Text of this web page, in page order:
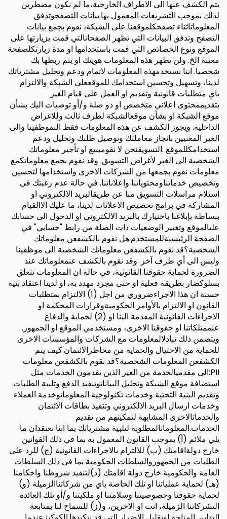
يتم الكشف عنها الى الاطراف الخارجية،ما لم نكون مضطرين
لذلك بموجب التشريعات المعمول بها.بيانات التصفحوتدفق
المعلوماتاثناء تصفحكلموقعنا على الشبكة، نقوم بجمع بيانات
التصفح وتدفق البيانات التي تظهر الصفحاتالتي قمت بزيارتها على
الموقع ونوع الخصائص التي قمت باستخدامها او مدة زيارتكلصفحة
معينة الخ. ولن تظهر هذه المعلومات هويتك او يتم ربطها بك
شخصيا. اننا نستخدمهذه المعلومات لاتمام ودعم وتحليل مشترياتك
لدينا، وتسهيل وتحسين استخدامك للموقععلى الشبكة والالتزام
باي متطلبات قانونية وتقديم او العمل على قيام الغير
بتقديممحتوى اعلاني متخصص او ذو صلة و/أو توصيات اليك بشأن
موقع الشبكة او بشأن موقعالشبكة لطرف ثالث وللاغراض
الداخلية. ويجوز الكشف عن هذه المعلومات فقط الىموظفينا والى
الغير المعنيين بانجاز معاملتك وتوصيل طلبك وتحليل ودعم
استخدامكللموقع .التسويقنحن لا نقومببيع او تأجير معلوماتك
الشخصية الى الغير لأغراض التسويق. وقد نقوم بجمع معلوماتكمع
معلومات نقوم بجمعها من الشركات الاخرى واستخدامها لتحسين
وتخصيص خدماتناومحتوياتنا واعلاناتنا. في حالة عدم رغبتك في
استلام مراسلات التسويق منا عن طريقالبريد الالكتروني او
المشاركة في برامج تخصيص الاعلانات لدينا، ما عليك الاالقيام
ببساطة بإبلاغنا باختيارك بالبريد الالكتروني او الدخول الى حسابك
علىالموقع وتغيير الوضعيات ذات الصلة من رابط "حسابي" في
الصفحة الرئيسيةللمستخدم.هل نقوم بالكشفعن معلوماتك
الشخصية؟قد نقوم بالكشفعن معلوماتك الشخصية الى موظفينا
وليس الى أي طرف آخر. وقد نقوم بالكشف عنمعلوماتك عند
الضرورة لحماية حقوقنا القانونية، في حالة ان المعلومات تتعلق
بسلوكضار بطريقة فعلية او حتى مجرد مهدد به، او لدينا اعتقاد بنية
حسنة ان هذا الاجراءضروري من اجل (1) الالتزام بمتطلبات
القانون او الالتزام بالأوامر الحكوميةوقرارات المحكمة او
الاجراءات القانونية المقدمة الينا او (2) لحماية والدفاع
عنممتلكاتنا او حقوقنا الاخرى، ومستخدمي الموقع او الجمهور.
ويتضمن ذلك تبادلالمعلومات مع الشركات والمؤسسات الاخرى
للحماية من الاحتيال والحماية من مخاطرالائتمان.كيف يتم
الكشفعن المعلومات الشخصية؟قد نقوم بالكشفعن معلومات
PII:الى مقدميالخدمة من الغير الذين يقدمون الخدمات مثل
استضافة موقع الشبكة وتحليل البياناتوتنفيذ الدفع وتلبية الطلبات
وتقديم البنية التحتية وخدمات تكنولوجية المعلوماتوخدمة العملاء
وخدمات ارسال البريد الالكتروني وتنفيذ بطاقات الائتمان
والخدماتالاخرى المشابهة لتمكينهم من تقديم
الخدمات.المعلوماتالمطلوبة لتلبية مشترياتك بما اننا نعتقدان ما
يلي ملائم (أ) بموجب القانون المعمول به بما في ذلك القوانين
خارج دولةاقامتك (ب) للالتزام بالاجراءات القانونية (ج) للرد على
الطلبات من الجمهوروالسلطات الحكومية بما في ذلك السلطات
العامة والحكومية خارج دولة اقامتك (د)لتنفيذ شروطنا واحكامنا
(هـ) لحماية عملياتنا او تلك الخاصة باي من شركاتناالزميلة (و)
لحماية حقوقنا وخصوصيتنا وسلامتنا او ملكيتنا و/أو تلك العائدة
الىشركاتنا الزميلة، انت او الاخرين، و(ز) للسماح لنا بمتابعة